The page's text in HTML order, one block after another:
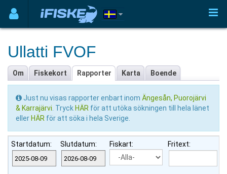
Ullatti FVOF
Om Fiskekort Rapporter Karta Boende
Just nu visas rapporter enbart inom Ängesån, Puorojärvi
& Karrajärvi . Tryck HÄR för att utöka sökningen till hela länet
eller HÄR för att söka i hela Sverige.
Startdatum: Slutdatum: Fiskart: Fritext: